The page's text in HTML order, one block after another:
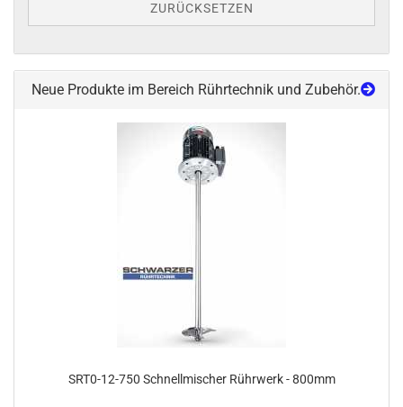
ZURÜCKSETZEN
Neue Produkte im Bereich Rührtechnik und Zubehör.
SRT0-12-750 Schnellmischer Rührwerk - 800mm